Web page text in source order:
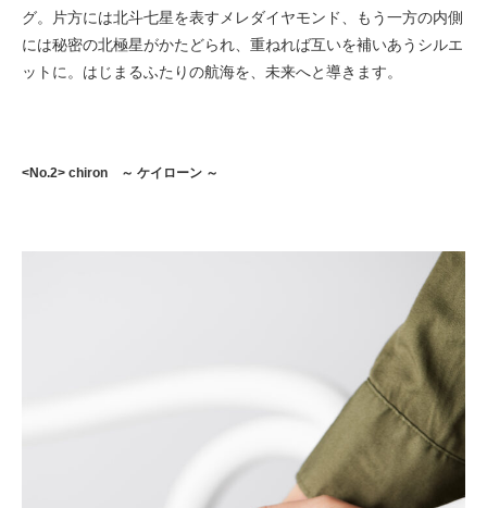
グ。片方には北斗七星を表すメレダイヤモンド、もう一方の内側
には秘密の北極星がかたどられ、重ねれば互いを補いあうシルエ
ットに。はじまるふたりの航海を、未来へと導きます。
<No.2> chiron ～ ケイローン ～